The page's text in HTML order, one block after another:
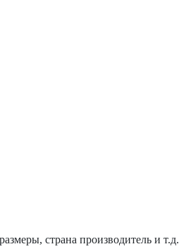
страна производитель и т.д.